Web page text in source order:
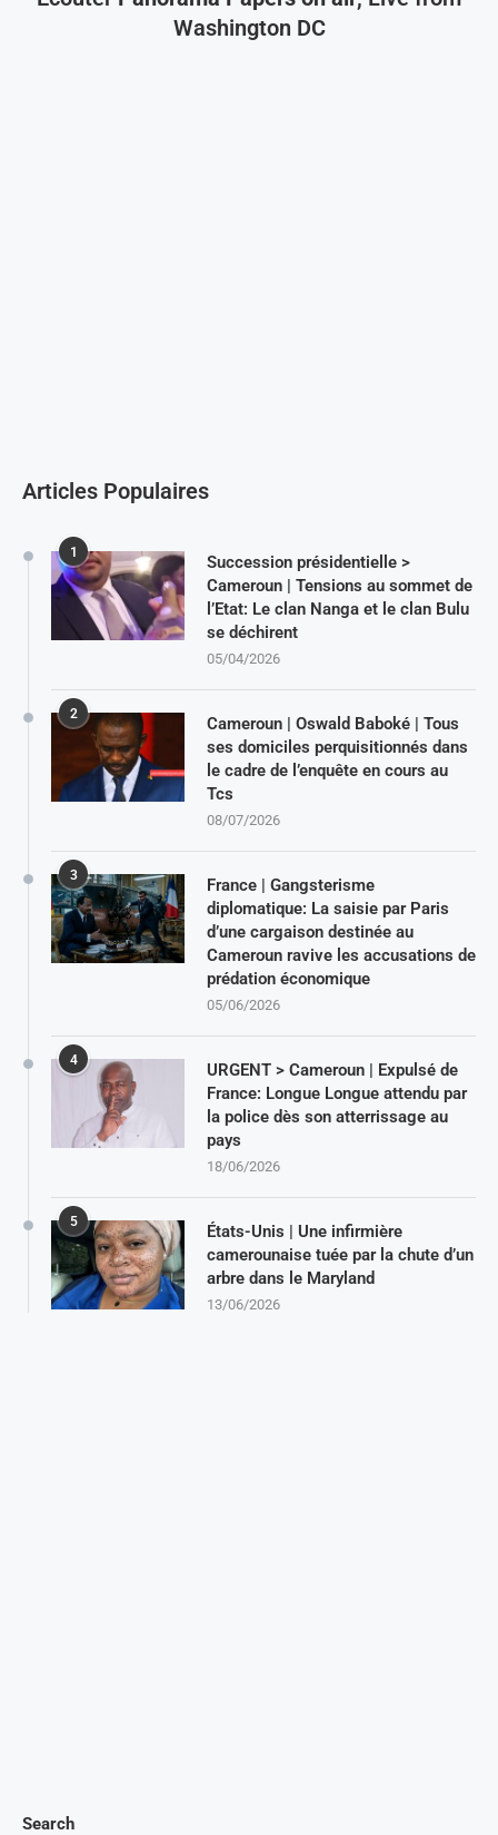
Search
Washington DC
Articles Populaires
1
Succession présidentielle >
Cameroun | Tensions au sommet de
l’Etat: Le clan Nanga et le clan Bulu
se déchirent
05/04/2026
2
Cameroun | Oswald Baboké | Tous
ses domiciles perquisitionnés dans
le cadre de l’enquête en cours au
Tcs
08/07/2026
3
France | Gangsterisme
diplomatique: La saisie par Paris
d’une cargaison destinée au
Cameroun ravive les accusations de
prédation économique
05/06/2026
4
URGENT > Cameroun | Expulsé de
France: Longue Longue attendu par
la police dès son atterrissage au
pays
18/06/2026
5
États-Unis | Une infirmière
camerounaise tuée par la chute d’un
arbre dans le Maryland
13/06/2026